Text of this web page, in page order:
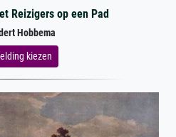
Reizigers op een Pad
Hobbema
kiezen